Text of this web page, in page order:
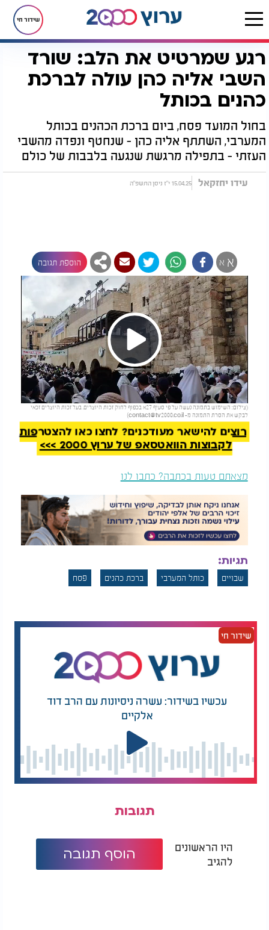
שידור חי
דף הבית יהדות
רגע שמרטיט את הלב: שורד
השבי אליה כהן עולה לברכת
כהנים בכותל
בחול המועד פסח, ביום ברכת הכהנים בכותל
המערבי, השתתף אליה כהן - שנחטף ונפדה מהשבי
העזתי - בתפילה מרגשת שנגעה בלבבות של כולם
עידו יחזקאל 15.04.25 י"ז ניסן התשפ"ה
א א הוספת תגובה
Play
Video
(צילום: השימוש בתמונה נעשה על פי סעיף 27א בכפוף לחוק זכות היוצרים. בעל זכות היוצרים זכאי
לבקש את הסרת התמונה מ- contact@tv2000.co.il
)
להמשך קריאה
רוצים להישאר מעודכנים? לחצו כאן להצטרפות
לקבוצות הוואטסאפ של ערוץ 2000 >>>
מצאתם טעות בכתבה? כתבו לנו
תגיות:
שבויים כותל המערבי ברכת כהנים פסח
שידור חי
עכשיו בשידור: עשרה ניסיונות עם הרב דוד
אלקיים
תגובות
היו הראשונים
להגיב
הוסף תגובה